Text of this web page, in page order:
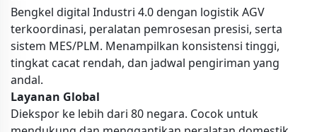
Bengkel digital Industri 4.0 dengan logistik AGV
terkoordinasi, peralatan pemrosesan presisi, serta
sistem MES/PLM. Menampilkan konsistensi tinggi,
tingkat cacat rendah, dan jadwal pengiriman yang
andal.
Layanan Global
Diekspor ke lebih dari 80 negara. Cocok untuk